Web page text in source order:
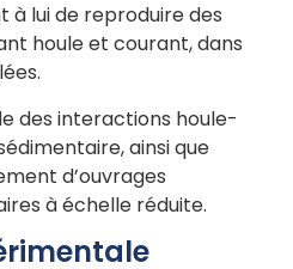
à lui de reproduire des
houle et courant, dans
des interactions houle-
ainsi que
d’ouvrages
à échelle réduite.